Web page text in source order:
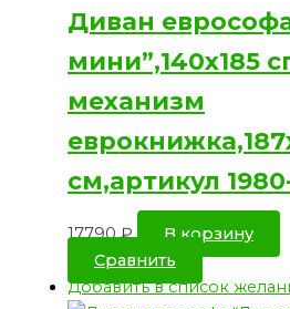
Диван
мини”,140х185
механизм
см,артикул
17790₽
В корзину
Сравнить
Добавить в список